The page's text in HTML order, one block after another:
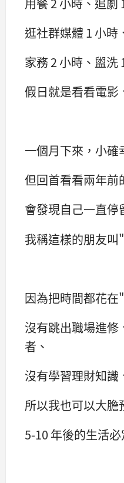
逛社群媒體 1 小時
家務 2 小時、盥洗
假日就是看看電影
一個月下來，小確
但回首看看兩年前
會發現自己一直停
我稱這樣的朋友叫"
因為把時間都花
沒有跳出職場進修
者、
沒有學習理財知識
所以我也可以大膽
5-10 年後的生活